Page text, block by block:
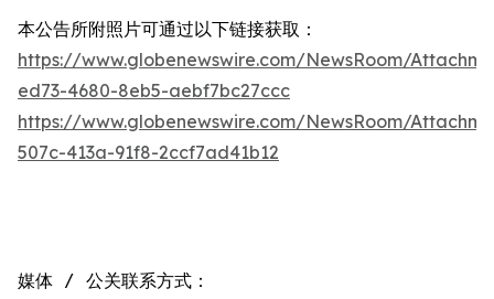
本公告所附照片可通过以下链接获取：
https://www.globenewswire.com/NewsRoom/
ed73-4680-8eb5-aebf7bc27ccc
https://www.globenewswire.com/NewsRoom/
507c-413a-91f8-2ccf7ad41b12
媒体 / 公关联系方式：